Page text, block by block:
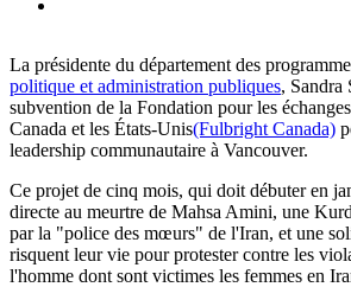
La présidente du département des
politique et administration publiques, Sandra
subvention de la Fondation pour les
Canada et les États-Unis(Fulbright Canada)
leadership communautaire à Vancouver.
Ce projet de cinq mois, qui doit débuter en
directe au meurtre de Mahsa Amini, une
par la "police des mœurs" de l'Iran, et une
risquent leur vie pour protester contre les
l'homme dont sont victimes les femmes en